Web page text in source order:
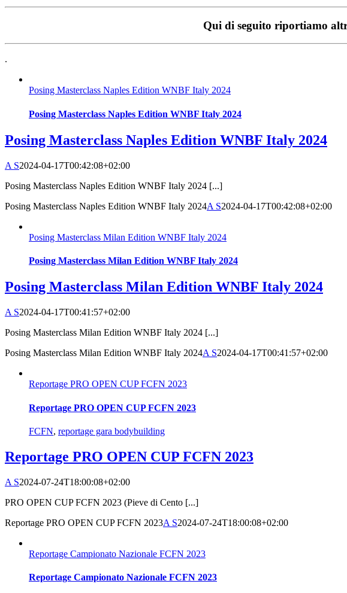
Qui di seguito riportiamo
.
Posing Masterclass Naples Edition WNBF Italy 2024
Posing Masterclass Naples Edition WNBF Italy 2024
Posing Masterclass Naples Edition WNBF Italy 2024
A S2024-04-17T00:42:08+02:00
Posing Masterclass Naples Edition WNBF Italy 2024 [...]
Posing Masterclass Naples Edition WNBF Italy 2024A S2024-04-17T00:42:08+02:00
Posing Masterclass Milan Edition WNBF Italy 2024
Posing Masterclass Milan Edition WNBF Italy 2024
Posing Masterclass Milan Edition WNBF Italy 2024
A S2024-04-17T00:41:57+02:00
Posing Masterclass Milan Edition WNBF Italy 2024 [...]
Posing Masterclass Milan Edition WNBF Italy 2024A S2024-04-17T00:41:57+02:00
Reportage PRO OPEN CUP FCFN 2023
Reportage PRO OPEN CUP FCFN 2023
FCFN, reportage gara bodybuilding
Reportage PRO OPEN CUP FCFN 2023
A S2024-07-24T18:00:08+02:00
PRO OPEN CUP FCFN 2023 (Pieve di Cento [...]
Reportage PRO OPEN CUP FCFN 2023A S2024-07-24T18:00:08+02:00
Reportage Campionato Nazionale FCFN 2023
Reportage Campionato Nazionale FCFN 2023